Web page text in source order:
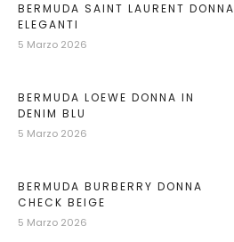
BERMUDA SAINT LAURENT DONNA
ELEGANTI
5 Marzo 2026
BERMUDA LOEWE DONNA IN
DENIM BLU
5 Marzo 2026
BERMUDA BURBERRY DONNA
CHECK BEIGE
5 Marzo 2026